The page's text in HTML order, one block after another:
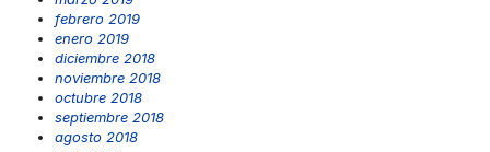
febrero 2019
enero 2019
diciembre 2018
noviembre 2018
octubre 2018
septiembre 2018
agosto 2018